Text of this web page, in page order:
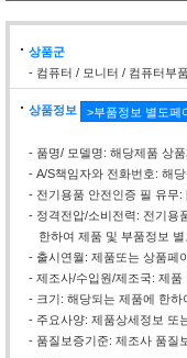
상품군
- 컴퓨터 / 모니터 / 컴퓨터부
상품정보 >부품정보 별도페
- 품명/ 모델명: 해당제품 상
- A/S책임자와 전화번호: 해
- 전기용품 안전인증 필 유무
- 정격전압/소비전력: 전기용
한하여 제품 및 부품정보 별
- 출시연월: 제품또는 상품페
- 제조사/수입원/제조국: 제
- 크기: 해당되는 제품에 한
- 주요사양: 제품상세정보 또
- 품질보증기준: 제조사 품질